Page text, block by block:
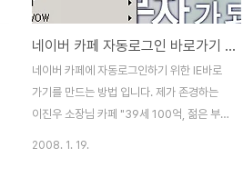
네이버 카페 자동로그인 바로가기 만들기
네이버 카페에 자동로그인하기 위한 IE바로
가기를 만드는 방법 입니다. 제가 존경하는
이진우 소장님 카페 "39세 100억, 젊은 부자
2008. 1. 19.